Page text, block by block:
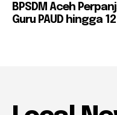
BPSDM Aceh
Guru PAUD hingga